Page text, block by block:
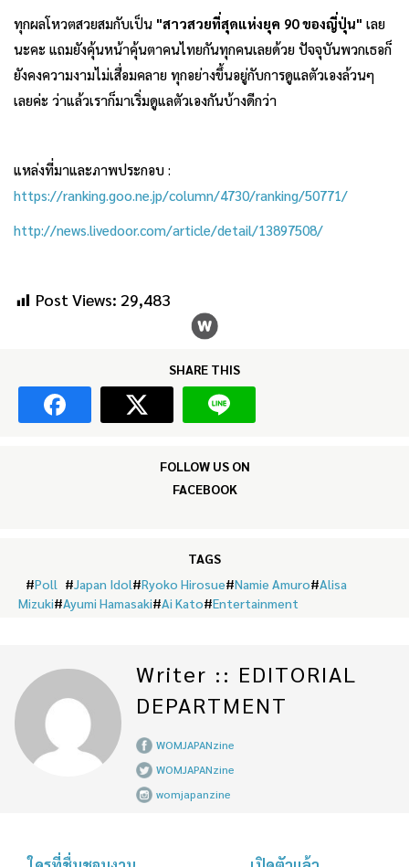
ทุกผลโหวตสวยสมกับเป็น "สาวสวยที่สุดแห่งยุค 90 ของญี่ปุ่น" เลย
นะคะ แถมยังคุ้นหน้าคุ้นตาคนไทยกันทุกคนเลยด้วย ปัจจุบันพวกเธอก็
ยังคงความงามไม่เสื่อมคลาย ทุกอย่างขึ้นอยู่กับการดูแลตัวเองล้วนๆ
เลยค่ะ ว่าแล้วเราก็มาเริ่มดูแลตัวเองกันบ้างดีกว่า
แหล่งที่มาและภาพประกอบ :
https://ranking.goo.ne.jp/column/4730/ranking/50771/
http://news.livedoor.com/article/detail/13897508/
Post Views: 29,483
SHARE THIS
FOLLOW US ON
FACEBOOK
TAGS
#Poll #Japan Idol#Ryoko Hirosue#Namie Amuro#Alisa
Mizuki#Ayumi Hamasaki#Ai Kato#Entertainment
Writer :: EDITORIAL
DEPARTMENT
WOMJAPANzine
WOMJAPANzine
womjapanzine